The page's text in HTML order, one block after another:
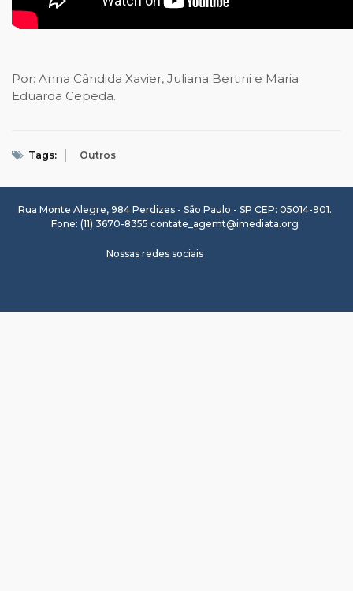
Por: Anna Cândida Xavier, Juliana Bertini e Maria
Eduarda Cepeda.
Tags: Outros
Rua Monte Alegre, 984 Perdizes - São Paulo - SP CEP: 05014-901.
Fone: (11) 3670-8355 contate_agemt@imediata.org
Nossas redes sociais